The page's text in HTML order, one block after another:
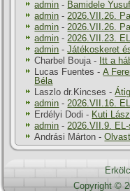
admin - Bamidele Yusuf
admin -2026.VII.26.
admin -2026.VII.26.
admin -2026.VII.23.
admin -Játékoskeret
Charbel Bouja- Itt a
Lucas Fuentes -A
Béla
Laszlo dr.Kincses -
admin -2026.VII.16.
Erdélyi Dodi - Kuti
admin -2026.VII.9.
Andrási Márton -
Copyright ©